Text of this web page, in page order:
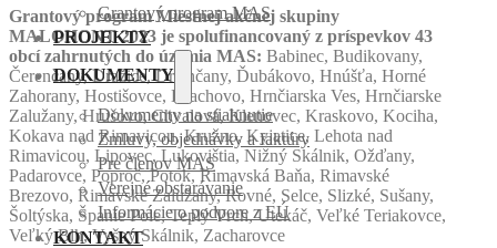
Grantový program MAS
PROJEKTY
DOKUMENTY
Dokumenty na stiahnutie
Zmluvy, objednávky a faktúry
Pre členov MAS
Verejné obstarávanie
Informácie o podpore z EÚ
KONTAKT
Grantový program Miestnej akčnej skupiny
MALOHONT 2023 je spolufinancovaný z príspevkov 43
obcí zahrnutých do územia MAS: Babinec, Budikovany,
Čerenčany, Dražice, Drienčany, Ďubákovo, Hnúšťa, Horné
Zahorany, Hostišovce, Hrachovo, Hrnčiarska Ves, Hrnčiarske
Zalužany, Hrušovo, Chvalová, Klenovec, Kraskovo, Kociha,
Kokava nad Rimavicou, Kružno, Kyjatice, Lehota nad
Rimavicou, Lipovec, Lukovištia, Nižný Skálnik, Ožďany,
Padarovce, Poproč, Potok, Rimavská Baňa, Rimavské
Brezovo, Rimavské Zalužany, Rovné, Selce, Slizké, Sušany,
Šoltýska, Španie Pole, Teplý Vrch, Utekáč, Veľké Teriakovce,
Veľký Blh, Vyšný Skálnik, Zacharovce